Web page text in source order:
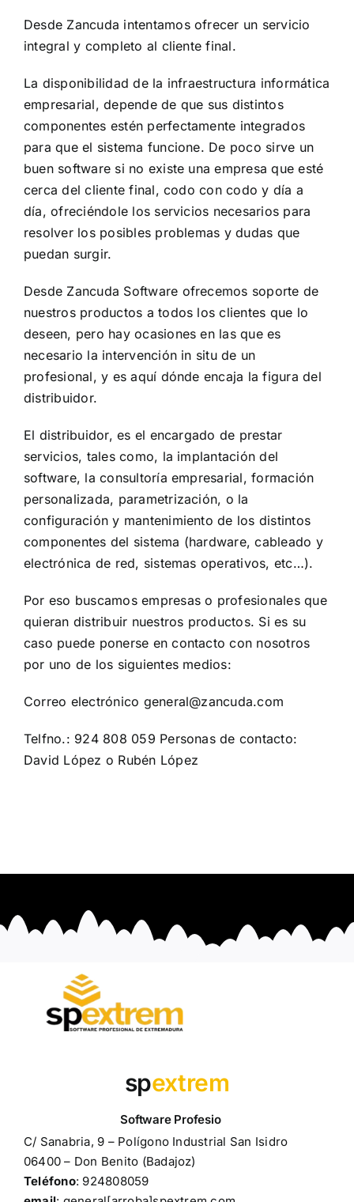
Desde Zancuda intentamos ofrecer un servicio
integral y completo al cliente final.
La disponibilidad de la infraestructura informática
empresarial, depende de que sus distintos
componentes estén perfectamente integrados
para que el sistema funcione. De poco sirve un
buen software si no existe una empresa que esté
cerca del cliente final, codo con codo y día a
día, ofreciéndole los servicios necesarios para
resolver los posibles problemas y dudas que
puedan surgir.
Desde Zancuda Software ofrecemos soporte de
nuestros productos a todos los clientes que lo
deseen, pero hay ocasiones en las que es
necesario la intervención in situ de un
profesional, y es aquí dónde encaja la figura del
distribuidor.
El distribuidor, es el encargado de prestar
servicios, tales como, la implantación del
software, la consultoría empresarial, formación
personalizada, parametrización, o la
configuración y mantenimiento de los distintos
componentes del sistema (hardware, cableado y
electrónica de red, sistemas operativos, etc…).
Por eso buscamos empresas o profesionales que
quieran distribuir nuestros productos. Si es su
caso puede ponerse en contacto con nosotros
por uno de los siguientes medios:
Correo electrónico general@zancuda.com
Telfno.: 924 808 059 Personas de contacto:
David López o Rubén López
spextrem
C/ Sanabria, 9 – Polígono Industrial San Isidro
06400 – Don Benito (Badajoz)
Teléfono: 924808059